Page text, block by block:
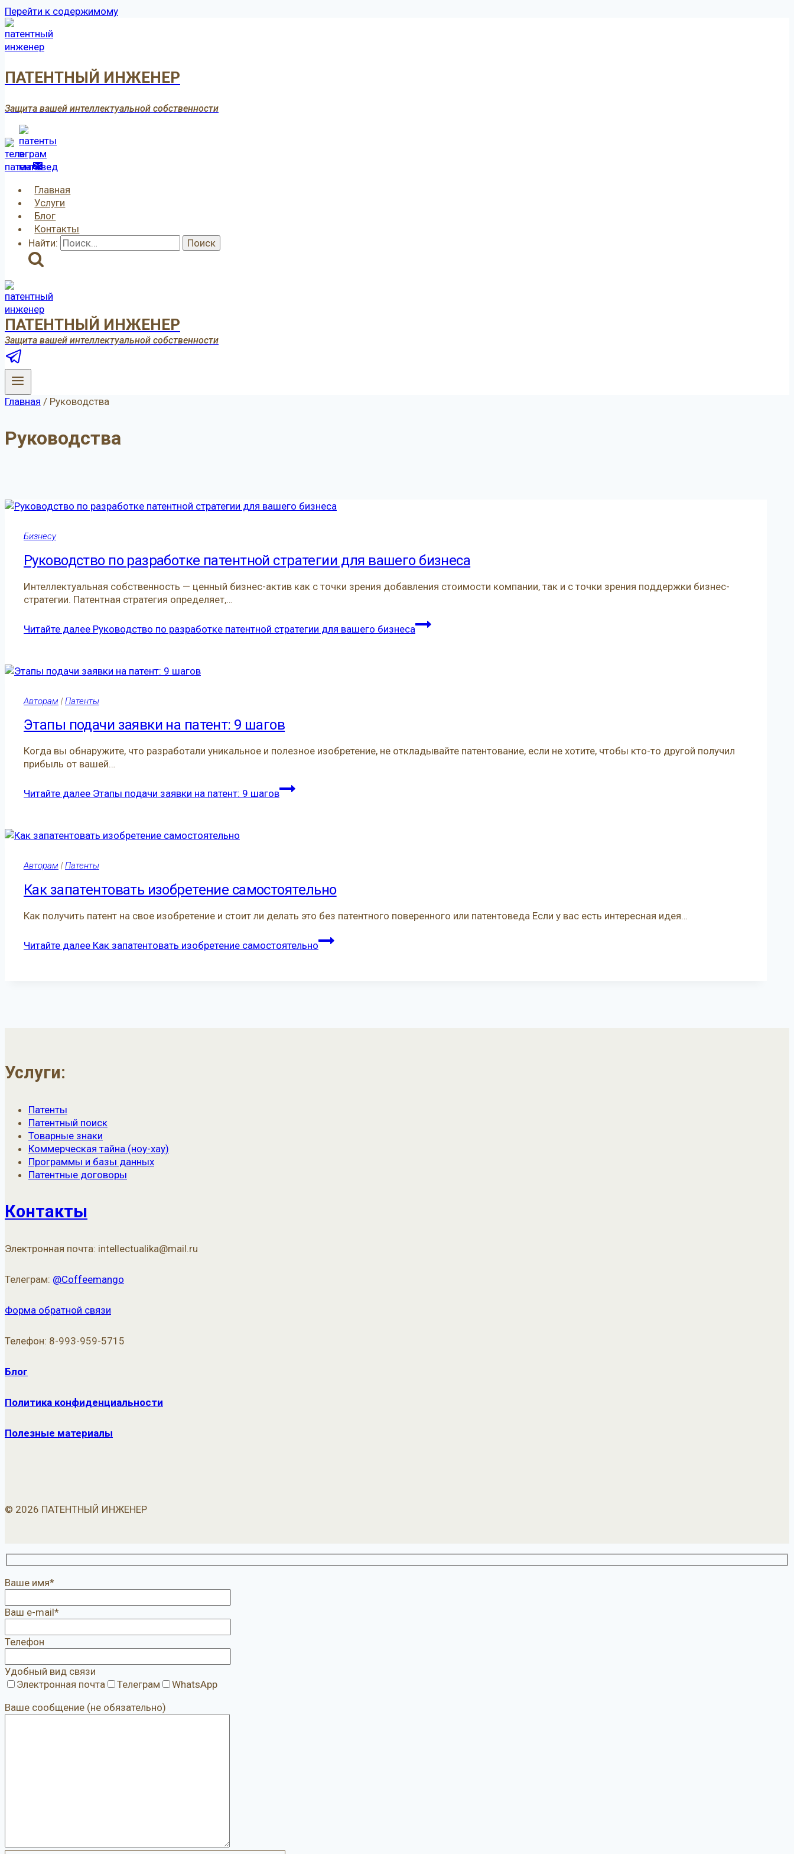
Перейти к содержимому
ПАТЕНТНЫЙ ИНЖЕНЕР
Защита вашей интеллектуальной собственности
Главная
Услуги
Блог
Контакты
Найти:
ПАТЕНТНЫЙ ИНЖЕНЕР
Защита вашей интеллектуальной собственности
Главная / Руководства
Руководства
Бизнесу
Руководство по разработке патентной стратегии для вашего бизнеса
Интеллектуальная собственность — ценный бизнес-актив как с точки зрения добавления стоимости компании, так и с точки зрения поддержки бизнес-
стратегии. Патентная стратегия определяет,…
Читайте далее Руководство по разработке патентной стратегии для вашего бизнеса
Авторам | Патенты
Этапы подачи заявки на патент: 9 шагов
Когда вы обнаружите, что разработали уникальное и полезное изобретение, не откладывайте патентование, если не хотите, чтобы кто-то другой получил
прибыль от вашей…
Читайте далее Этапы подачи заявки на патент: 9 шагов
Авторам | Патенты
Как запатентовать изобретение самостоятельно
Как получить патент на свое изобретение и стоит ли делать это без патентного поверенного или патентоведа Если у вас есть интересная идея…
Читайте далее Как запатентовать изобретение самостоятельно
Услуги:
Патенты
Патентный поиск
Товарные знаки
Коммерческая тайна (ноу-хау)
Программы и базы данных
Патентные договоры
Контакты
Электронная почта: intellectualika@mail.ru
Телеграм: @Coffeemango
Форма обратной связи
Телефон: 8-993-959-5715
Блог
Политика конфиденциальности
Полезные материалы
© 2026 ПАТЕНТНЫЙ ИНЖЕНЕР
Ваше имя*
Ваш e-mail*
Телефон
Удобный вид связи
Электронная почта
Телеграм
WhatsApp
Ваше сообщение (не обязательно)